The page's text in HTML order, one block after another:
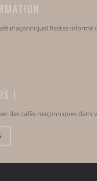
maçonnique! Restez informé
!
des cafés maçonniques dans